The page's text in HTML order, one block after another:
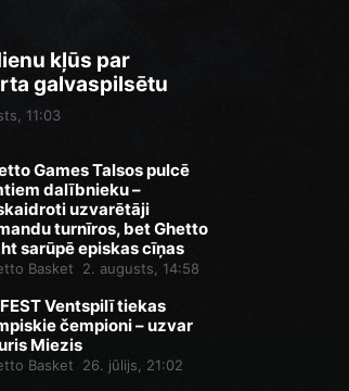
kļūs par
galvaspilsētu
11:03
Games Talsos pulcē
dalībnieku –
uzvarētāji
turnīros, bet Ghetto
sarūpē episkas cīņas
Basket 2. augusts, 14:58
Ventspilī tiekas
čempioni – uzvar
Miezis
Basket 26. jūlijs, 21:02